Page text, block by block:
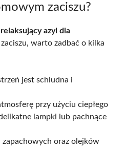
zaciszu?
azyl dla
warto zadbać o kilka
jest schludna i
przy użyciu ciepłego
lampki lub pachnące
zapachowych oraz olejków